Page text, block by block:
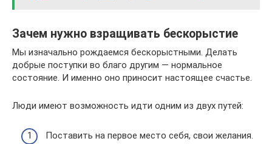
Зачем нужно взращивать бескорыстие
Мы изначально рождаемся бескорыстными. Делать
добрые поступки во благо другим — нормальное
состояние. И именно оно приносит настоящее счастье.
Люди имеют возможность идти одним из двух путей:
Поставить на первое место себя, свои желания.